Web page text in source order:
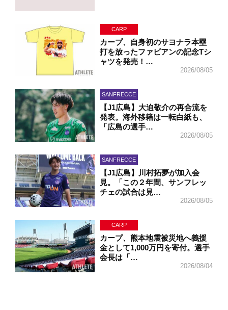
CARP
カープ、自身初のサヨナラ本塁
打を放ったファビアンの記念Tシ
ャツを発売！…
2026/08/05
SANFRECCE
【J1広島】大迫敬介の再合流を
発表。海外移籍は一転白紙も、
「広島の選手…
2026/08/05
SANFRECCE
【J1広島】川村拓夢が加入会
見。「この２年間、サンフレッ
チェの試合は見…
2026/08/05
CARP
カープ、熊本地震被災地へ義援
金として1,000万円を寄付。選手
会長は「…
2026/08/04